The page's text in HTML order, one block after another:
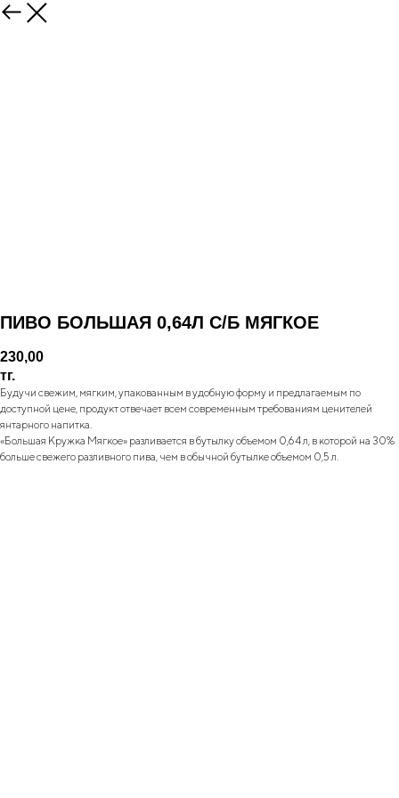
ПИВО БОЛЬШАЯ 0,64Л С/Б МЯГКОЕ
230,00
тг.
Будучи свежим, мягким, упакованным в удобную форму и предлагаемым по
доступной цене, продукт отвечает всем современным требованиям ценителей
янтарного напитка.
«Большая Кружка Мягкое» разливается в бутылку объемом 0,64 л, в которой на 30%
больше свежего разливного пива, чем в обычной бутылке объемом 0,5 л.